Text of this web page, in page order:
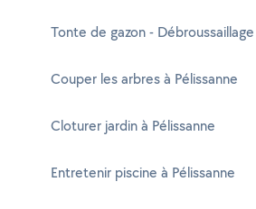
Tonte de gazon - Débroussaillage
Couper les arbres à Pélissanne
Cloturer jardin à Pélissanne
Entretenir piscine à Pélissanne